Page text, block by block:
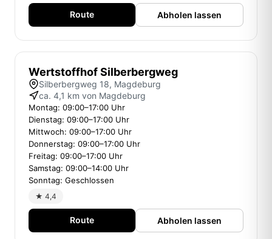
Route Abholen lassen
Wertstoffhof Silberbergweg
Silberbergweg 18, Magdeburg
ca. 4,1 km von Magdeburg
Montag: 09:00–17:00 Uhr
Dienstag: 09:00–17:00 Uhr
Mittwoch: 09:00–17:00 Uhr
Donnerstag: 09:00–17:00 Uhr
Freitag: 09:00–17:00 Uhr
Samstag: 09:00–14:00 Uhr
Sonntag: Geschlossen
★ 4,4
Route Abholen lassen